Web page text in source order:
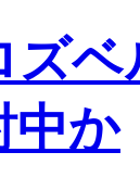
ズ
中か